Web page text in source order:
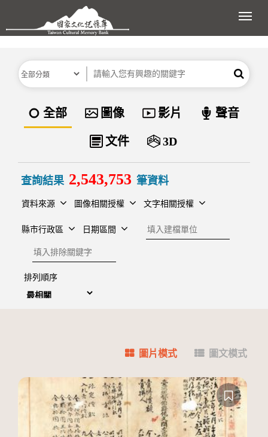
跳到主要內容區塊
展
分類 關鍵字 搜尋
資料類型
全部 圖像 影片 聲音
文件 3D
查詢結果 2,543,753 筆資料
資料來源 圖像相關授權 文字相關授權
縣市行政區 日期區間
建檔單位
排除關鍵字
排列順序
圖片模式 圖文模式